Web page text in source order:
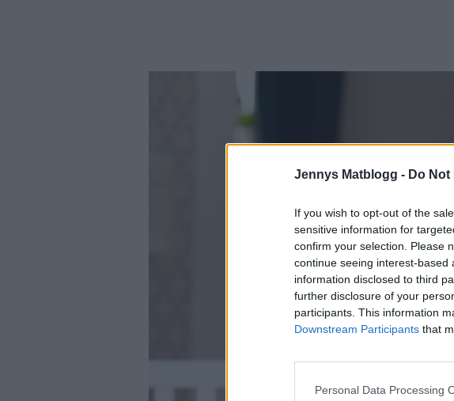
Jennys Matblogg - Do
If you wish to opt-out of the
sensitive information for
confirm your selection. Please
continue seeing interest-
information disclosed to third
further disclosure of your
participants. This information
Downstream Participants that
Personal Data Processing